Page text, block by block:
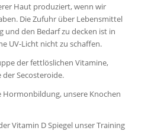
Haut produziert, wenn wir
Die Zufuhr über Lebensmittel
und den Bedarf zu decken ist in
UV-Licht nicht zu schaffen.
der fettlöslichen Vitamine,
der Secosteroide.
unsere Knochen
Vitamin D Spiegel unser Training